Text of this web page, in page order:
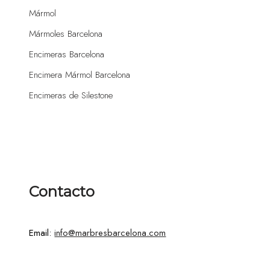
Mármol
Mármoles Barcelona
Encimeras Barcelona
Encimera Mármol Barcelona
Encimeras de Silestone
Contacto
Email:info@marbresbarcelona.com